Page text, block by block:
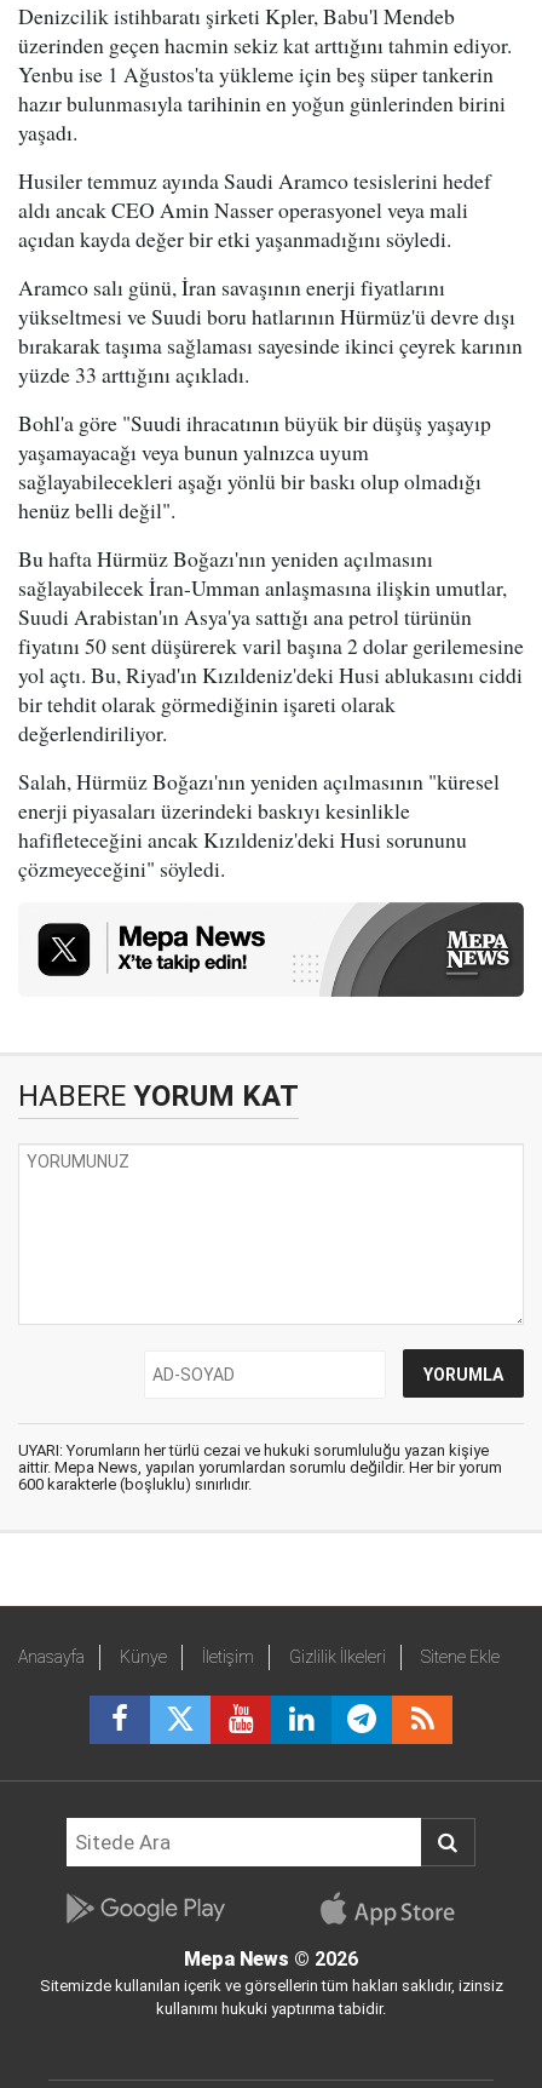
Denizcilik istihbaratı şirketi Kpler, Babu'l Mendeb
üzerinden geçen hacmin sekiz kat arttığını tahmin ediyor.
Yenbu ise 1 Ağustos'ta yükleme için beş süper tankerin
hazır bulunmasıyla tarihinin en yoğun günlerinden birini
yaşadı.
Husiler temmuz ayında Saudi Aramco tesislerini hedef
aldı ancak CEO Amin Nasser operasyonel veya mali
açıdan kayda değer bir etki yaşanmadığını söyledi.
Aramco salı günü, İran savaşının enerji fiyatlarını
yükseltmesi ve Suudi boru hatlarının Hürmüz'ü devre dışı
bırakarak taşıma sağlaması sayesinde ikinci çeyrek karının
yüzde 33 arttığını açıkladı.
Bohl'a göre "Suudi ihracatının büyük bir düşüş yaşayıp
yaşamayacağı veya bunun yalnızca uyum
sağlayabilecekleri aşağı yönlü bir baskı olup olmadığı
henüz belli değil".
Bu hafta Hürmüz Boğazı'nın yeniden açılmasını
sağlayabilecek İran-Umman anlaşmasına ilişkin umutlar,
Suudi Arabistan'ın Asya'ya sattığı ana petrol türünün
fiyatını 50 sent düşürerek varil başına 2 dolar gerilemesine
yol açtı. Bu, Riyad'ın Kızıldeniz'deki Husi ablukasını ciddi
bir tehdit olarak görmediğinin işareti olarak
değerlendiriliyor.
Salah, Hürmüz Boğazı'nın yeniden açılmasının "küresel
enerji piyasaları üzerindeki baskıyı kesinlikle
hafifleteceğini ancak Kızıldeniz'deki Husi sorununu
çözmeyeceğini" söyledi.
HABERE YORUM KAT
UYARI: Yorumların her türlü cezai ve hukuki sorumluluğu yazan kişiye
aittir. Mepa News, yapılan yorumlardan sorumlu değildir. Her bir yorum
600 karakterle (boşluklu) sınırlıdır.
Anasayfa Künye İletişim Gizlilik İlkeleri Sitene Ekle
Mepa News © 2026
Sitemizde kullanılan içerik ve görsellerin tüm hakları saklıdır, izinsiz
kullanımı hukuki yaptırıma tabidir.